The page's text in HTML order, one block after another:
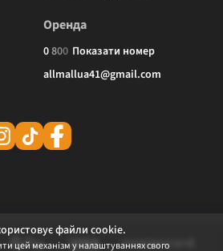
файли cookie.
цей механізм у налаштуваннях свого
Оренда
0800 Показати номер
allmallua41@gmail.com